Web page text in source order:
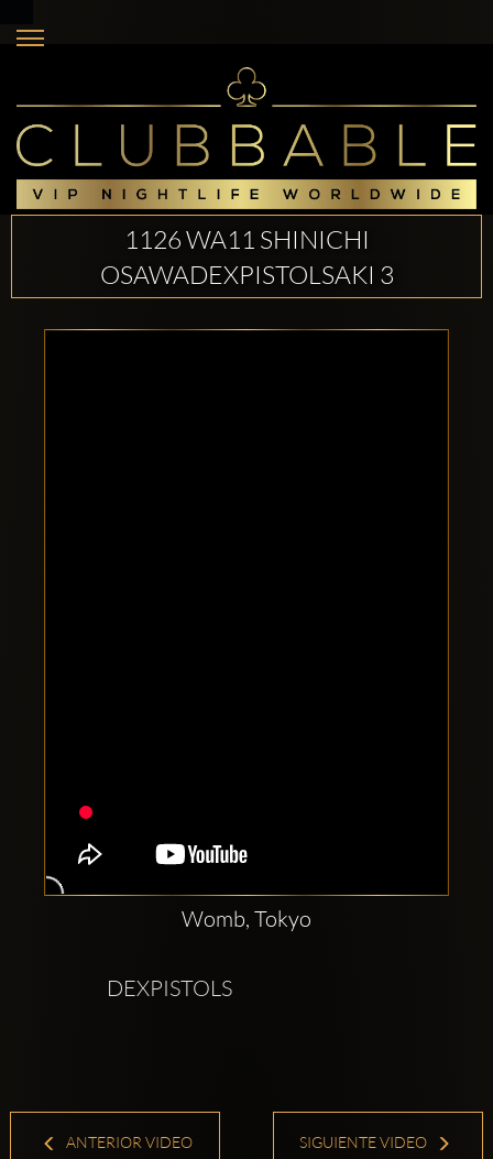
1126 WA11 SHINICHI
OSAWADEXPISTOLSAKI 3
Womb, Tokyo
DEXPISTOLS
ANTERIOR VIDEO SIGUIENTE VIDEO